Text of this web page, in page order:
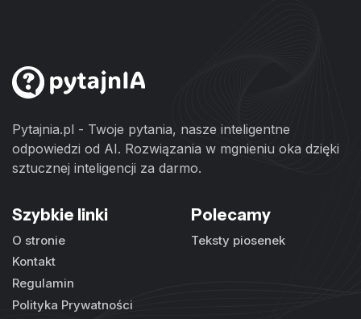
Pytajnia.pl - Twoje pytania, nasze inteligentne
odpowiedzi od AI. Rozwiązania w mgnieniu oka dzięki
sztucznej inteligencji za darmo.
Szybkie linki
O stronie
Kontakt
Regulamin
Polityka Prywatności
Polecamy
Teksty piosenek